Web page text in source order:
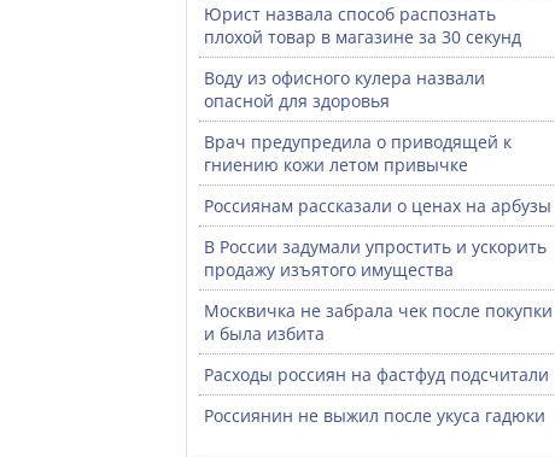
Юрист назвала способ распознать
плохой товар в магазине за 30 секунд
Воду из офисного кулера назвали
опасной для здоровья
Врач предупредила о приводящей к
гниению кожи летом привычке
Россиянам рассказали о ценах на арбузы
В России задумали упростить и ускорить
продажу изъятого имущества
Москвичка не забрала чек после покупки
и была избита
Расходы россиян на фастфуд подсчитали
Россиянин не выжил после укуса гадюки